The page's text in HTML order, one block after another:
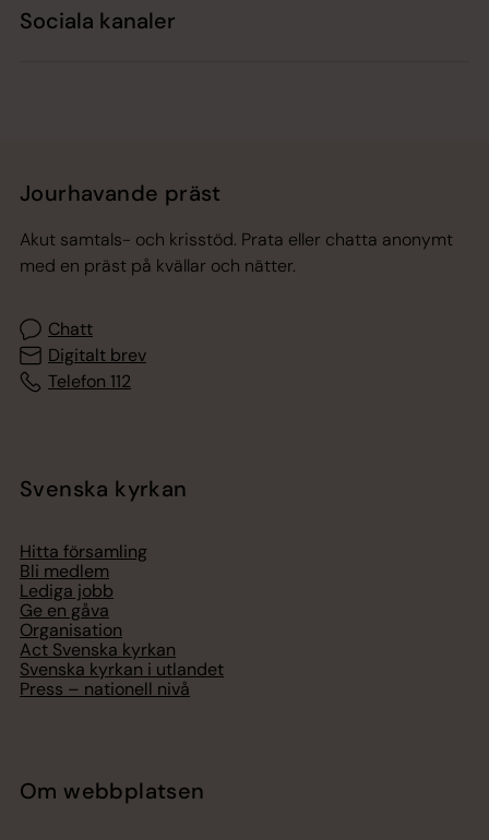
Sociala kanaler
Jourhavande präst
Akut samtals- och krisstöd. Prata eller chatta anonymt
med en präst på kvällar och nätter.
Chatt
Digitalt brev
Telefon 112
Svenska kyrkan
Hitta församling
Bli medlem
Lediga jobb
Ge en gåva
Organisation
Act Svenska kyrkan
Svenska kyrkan i utlandet
Press – nationell nivå
Om webbplatsen